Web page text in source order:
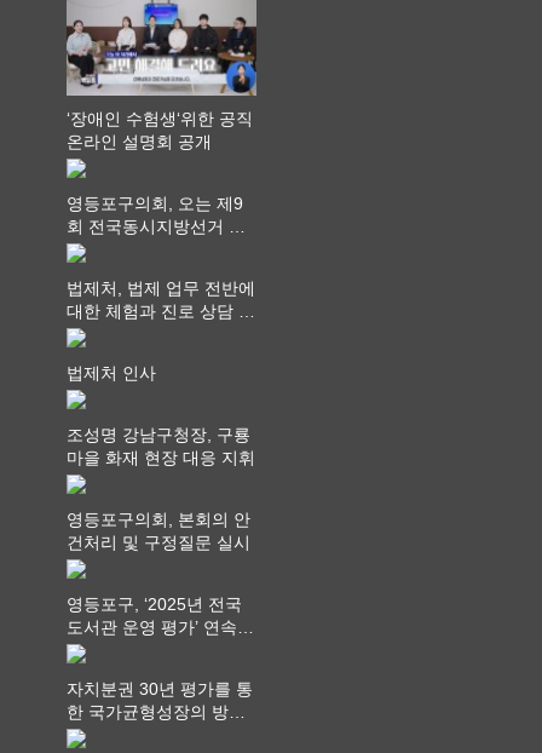
‘장애인 수험생‘위한 공직
온라인 설명회 공개
영등포구의회, 오는 제9
회 전국동시지방선거 ‧
"공직사회는 어느 때보다
를 지켜야 할 것"
법제처, 법제 업무 전반에
대한 체험과 진로 상담 기
회 제공
법제처 인사
조성명 강남구청장, 구룡
마을 화재 현장 대응 지휘
영등포구의회, 본회의 안
건처리 및 구정질문 실시
영등포구, ‘2025년 전국
도서관 운영 평가’ 연속
최고 영예 장관상에서 ‘대
자치분권 30년 평가를 통
한 국가균형성장의 방향
과 과제 논의